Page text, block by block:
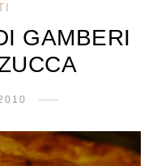
GAMBERI